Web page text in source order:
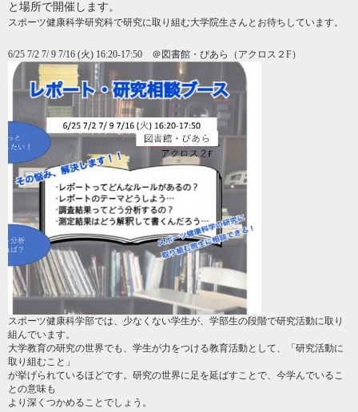
と場所で開催します。
スポーツ健康科学研究科で研究に取り組む大学院生さんとお待ちしています。
6/25 7/2 7/ 9 7/16 (火) 16:20-17:50 ＠図書館・ぴあら（アクロス２F）
スポーツ健康科学部では、少なくない学生が、学部生の段階で研究活動に取り
組んでいます。
大学教育の研究の世界でも、学生が力をつける教育活動として、「研究活動に
取り組むこと」
が挙げられているほどです。研究の世界に足を延ばすことで、今学んでいるこ
との意味も
より深くつかめることでしょう。